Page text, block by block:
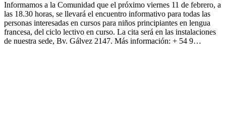
Informamos a la Comunidad que el próximo viernes 11 de febrero, a
las 18.30 horas, se llevará el encuentro informativo para todas las
personas interesadas en cursos para niños principiantes en lengua
francesa, del ciclo lectivo en curso. La cita será en las instalaciones
de nuestra sede, Bv. Gálvez 2147. Más información: + 54 9…